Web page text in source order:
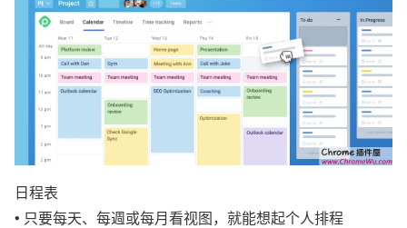
日程表
• 只要每天、每週或每月看视图，就能想起个人排程